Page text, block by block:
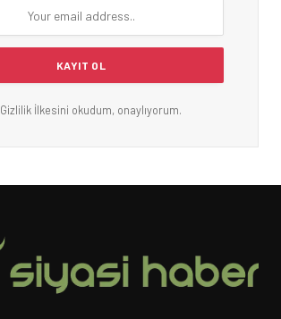
Gizlilik İlkesini okudum, onaylıyorum.